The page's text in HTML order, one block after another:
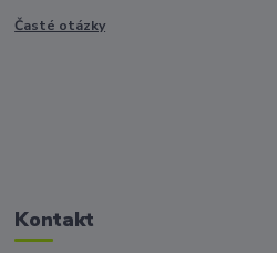
Časté otázky
Kontakt